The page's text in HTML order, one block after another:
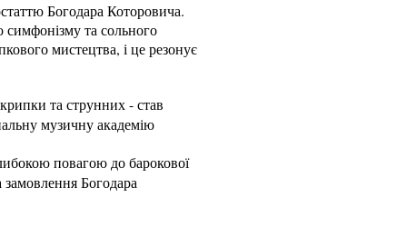
Богодара Которовича.
симфонізму та сольного
мистецтва, і це резонує
та струнних - став
музичну академію
повагою до барокової
Богодара